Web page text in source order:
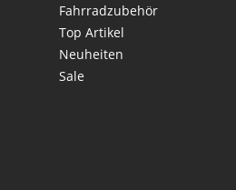
Fahrradzubehör
Top Artikel
Neuheiten
Sale